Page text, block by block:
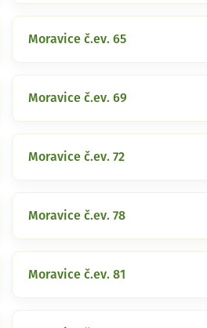
Moravice č.ev. 65
Moravice č.ev. 69
Moravice č.ev. 72
Moravice č.ev. 78
Moravice č.ev. 81